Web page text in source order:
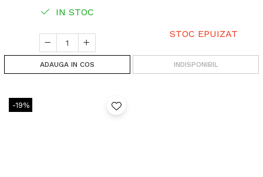
IN STOC
ADAUGA IN COS
STOC EPUIZAT
INDISPONIBIL
-19%